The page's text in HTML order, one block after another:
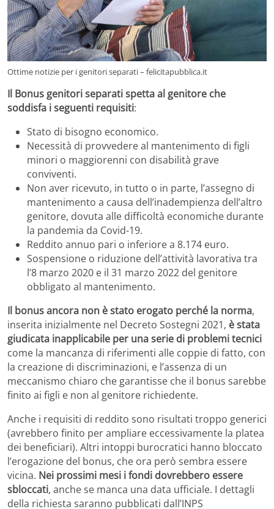
Ottime notizie per i genitori separati – felicitapubblica.it
Il Bonus genitori separati spetta al genitore che
soddisfa i seguenti requisiti:
Stato di bisogno economico.
Necessità di provvedere al mantenimento di figli
minori o maggiorenni con disabilità grave
conviventi.
Non aver ricevuto, in tutto o in parte, l’assegno di
mantenimento a causa dell’inadempienza dell’altro
genitore, dovuta alle difficoltà economiche durante
la pandemia da Covid-19.
Reddito annuo pari o inferiore a 8.174 euro.
Sospensione o riduzione dell’attività lavorativa tra
l’8 marzo 2020 e il 31 marzo 2022 del genitore
obbligato al mantenimento.
Il bonus ancora non è stato erogato perché la norma,
inserita inizialmente nel Decreto Sostegni 2021, è stata
giudicata inapplicabile per una serie di problemi tecnici
come la mancanza di riferimenti alle coppie di fatto, con
la creazione di discriminazioni, e l’assenza di un
meccanismo chiaro che garantisse che il bonus sarebbe
finito ai figli e non al genitore richiedente.
Anche i requisiti di reddito sono risultati troppo generici
(avrebbero finito per ampliare eccessivamente la platea
dei beneficiari). Altri intoppi burocratici hanno bloccato
l’erogazione del bonus, che ora però sembra essere
vicina. Nei prossimi mesi i fondi dovrebbero essere
sbloccati, anche se manca una data ufficiale. I dettagli
della richiesta saranno pubblicati dall’INPS